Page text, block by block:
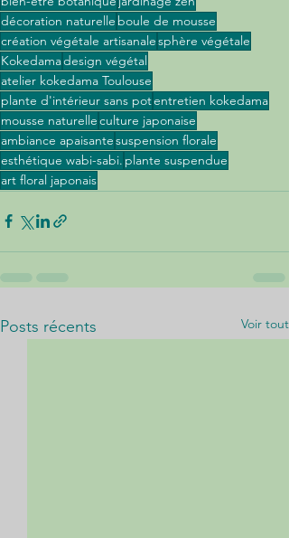
décoration naturelle boule de mousse
création végétale artisanalesphère végétale
Kokedamadesign végétal
atelier kokedama Toulouse
plante d'intérieur sans potentretien kokedama
mousse naturelleculture japonaise
ambiance apaisantesuspension florale
esthétique wabi-sabi. plante suspendue
art floral japonais
Posts récents Voir tout